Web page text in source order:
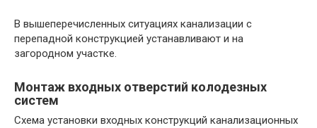
В вышеперечисленных ситуациях канализации с
перепадной конструкцией устанавливают и на
загородном участке.
Монтаж входных отверстий колодезных
систем
Схема установки входных конструкций канализационных